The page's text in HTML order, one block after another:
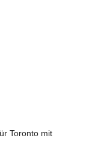
Toronto mit